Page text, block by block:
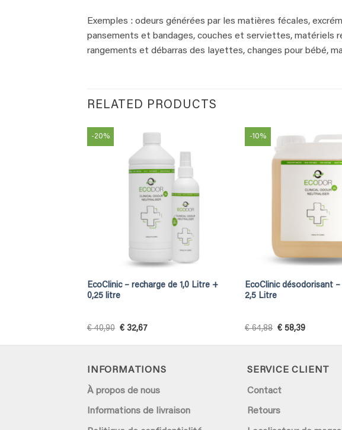
Exemples : odeurs générées par les matières fécales,
pansements et bandages, couches et serviettes, matériels
rangements et débarras des layettes, changes pour bébé,
RELATED PRODUCTS
-20%
EcoClinic – recharge de 1,0 Litre +
0,25 litre
€40,90 Original
was:
€ 32,67Current
is:
-10%
EcoClinic désodorisant
2,5 Litre
€64,88 Original
was:
€ 58,39Current
is:
INFORMATIONS
À propos de nous
Informations de livraison
SERVICE CLIENT
Contact
Retours